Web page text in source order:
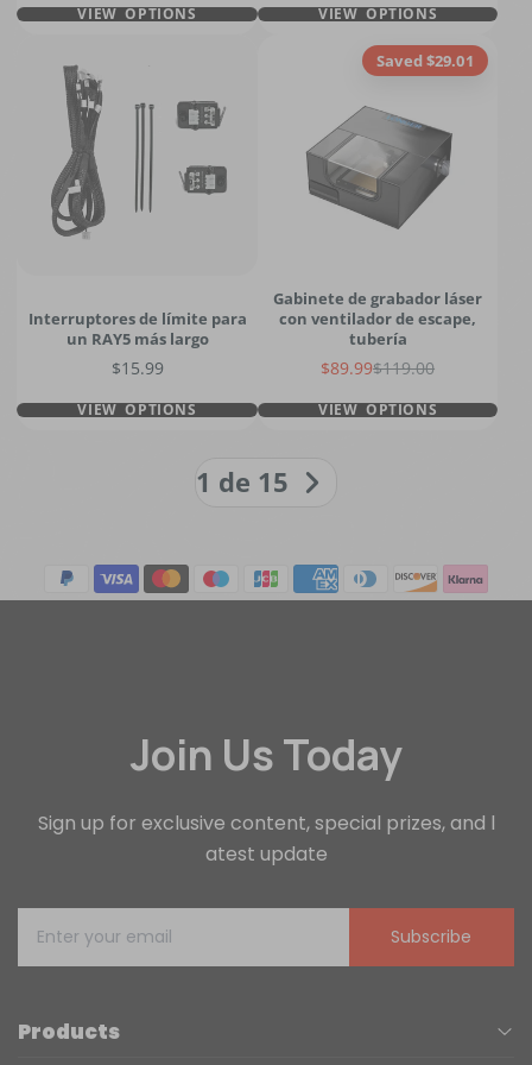
VIEW OPTIONS VIEW OPTIONS
Interruptores de límite para
un RAY5 más largo
Precio
$15.99
VIEW OPTIONS
Saved $29.01
Gabinete de grabador láser
con ventilador de escape,
tubería
Precio de venta
$89.99Precio regular
$119.00
VIEW OPTIONS
1 de 15
Join Us Today
Sign up for exclusive content, special prizes, and l
atest update
Subscribe
Products